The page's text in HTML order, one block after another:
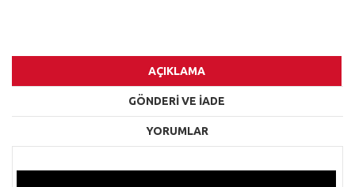
AÇIKLAMA
GÖNDERİ VE İADE
YORUMLAR